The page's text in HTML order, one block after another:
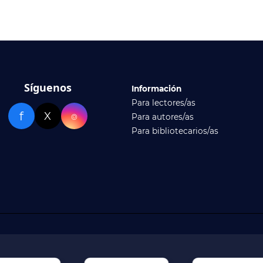
Síguenos
f X ⌾
Información
Para lectores/as
Para autores/as
Para bibliotecarios/as